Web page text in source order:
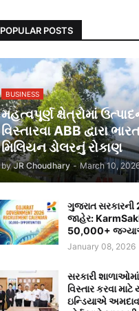
POPULAR POSTS
BUSINESS
મહત્વપૂર્ણ ક્ષેત્રોમાં
વિસ્તારવા ABB દ્વારા
મિલિયન ડોલરનું રોકાણ
by JR Choudhary - March 10,
ગુજરાત
જાહેર:
50,000+
January 08, 2026
સરકારી
વિસ્તાર કરવા
ઇન્ડિયાએ